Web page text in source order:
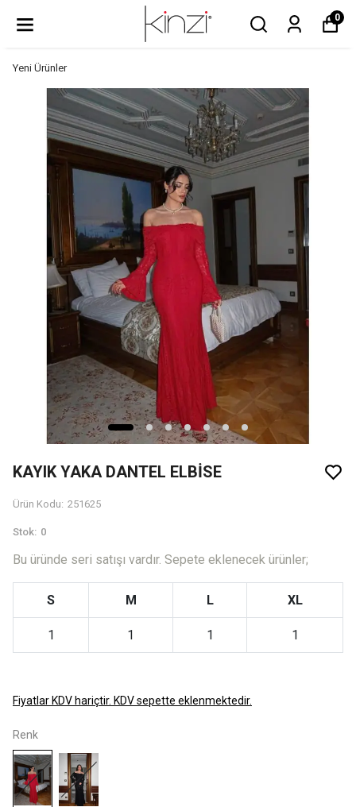
0
Yeni Ürünler
KAYIK YAKA DANTEL ELBİSE
Ürün Kodu: 251625
Stok: 0
Bu üründe seri satışı vardır. Sepete eklenecek ürünler;
S M L XL
1 1 1 1
Fiyatlar KDV hariçtir. KDV sepette eklenmektedir.
Renk